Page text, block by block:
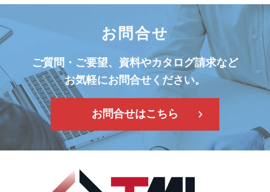
お問合せ
ご質問・ご要望、資料やカタログ請求など
お気軽にお問合せください。
お問合せはこちら